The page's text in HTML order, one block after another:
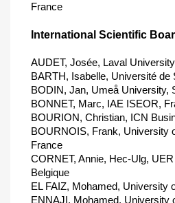
France
International Scientific
AUDET, Josée, Laval
BARTH, Isabelle, Université de
BODIN, Jan, Umeå University,
BONNET, Marc, IAE ISEOR,
BOURION, Christian, ICN
BOURNOIS, Frank, University
France
CORNET, Annie, Hec-Ulg,
Belgique
EL FAIZ, Mohamed, University
ENNAJI, Mohamed, University